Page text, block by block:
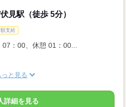
見駅（徒歩 5分）
支給
：00、休憩 01：00...
っと見る
詳細を見る